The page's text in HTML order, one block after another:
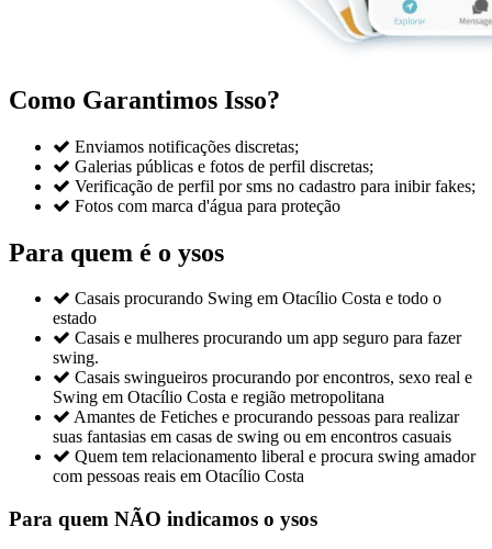
Como Garantimos Isso?
 Enviamos notificações discretas;
 Galerias públicas e fotos de perfil discretas;
 Verificação de perfil por sms no cadastro para inibir fakes;
 Fotos com marca d'água para proteção
Para quem é o ysos
 Casais procurando Swing em Otacílio Costa e todo o
estado
 Casais e mulheres procurando um app seguro para fazer
swing.
 Casais swingueiros procurando por encontros, sexo real e
Swing em Otacílio Costa e região metropolitana
 Amantes de Fetiches e procurando pessoas para realizar
suas fantasias em casas de swing ou em encontros casuais
 Quem tem relacionamento liberal e procura swing amador
com pessoas reais em Otacílio Costa
Para quem NÃO indicamos o ysos